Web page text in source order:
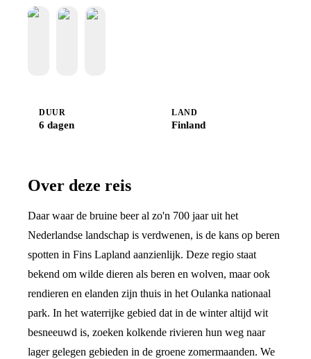
DUUR
6 dagen
LAND
Finland
Over deze reis
Daar waar de bruine beer al zo'n 700 jaar uit het
Nederlandse landschap is verdwenen, is de kans op beren
spotten in Fins Lapland aanzienlijk. Deze regio staat
bekend om wilde dieren als beren en wolven, maar ook
rendieren en elanden zijn thuis in het Oulanka nationaal
park. In het waterrijke gebied dat in de winter altijd wit
besneeuwd is, zoeken kolkende rivieren hun weg naar
lager gelegen gebieden in de groene zomermaanden. We